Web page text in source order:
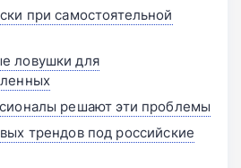
при самостоятельной
ловушки для
решают эти проблемы
трендов под российские